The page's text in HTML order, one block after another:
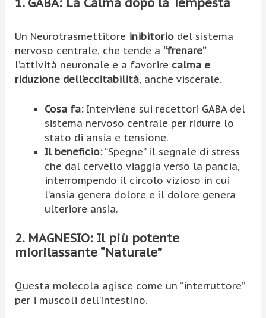
Un Neurotrasmettitore inibitorio del sistema
nervoso centrale, che tende a “frenare”
l’attività neuronale e a favorire calma e
riduzione dell’eccitabilità, anche viscerale.
Cosa fa:Interviene sui recettori GABA del
sistema nervoso centrale per ridurre lo
stato di ansia e tensione.
Il beneficio:“Spegne” il segnale di stress
che dal cervello viaggia verso la pancia,
interrompendo il circolo vizioso in cui
l’ansia genera dolore e il dolore genera
ulteriore ansia.
2. MAGNESIO: Il più potente
miorilassante “Naturale”
Questa molecola agisce come un “interruttore”
per i muscoli dell’intestino.